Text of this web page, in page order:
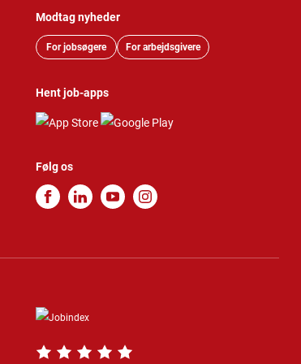
Modtag nyheder
For jobsøgere For arbejdsgivere
Hent job-apps
Følg os